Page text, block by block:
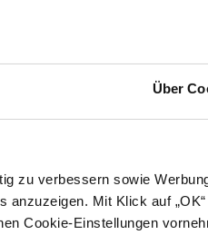
Über
zu verbessern sowie
anzuzeigen. Mit Klick auf
Cookie-Einstellungen
So einfach ist das.“
Kielce zum Beispiel.
bestückt. Aber auch